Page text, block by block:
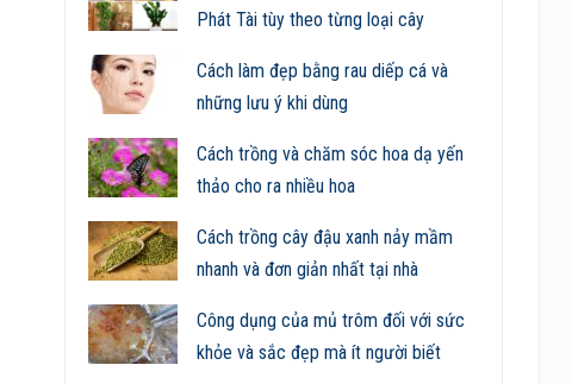
Phát Tài tùy theo từng loại cây
Cách làm đẹp bằng rau diếp cá và
những lưu ý khi dùng
Cách trồng và chăm sóc hoa dạ yến
thảo cho ra nhiều hoa
Cách trồng cây đậu xanh nảy mầm
nhanh và đơn giản nhất tại nhà
Công dụng của mủ trôm đối với sức
khỏe và sắc đẹp mà ít người biết